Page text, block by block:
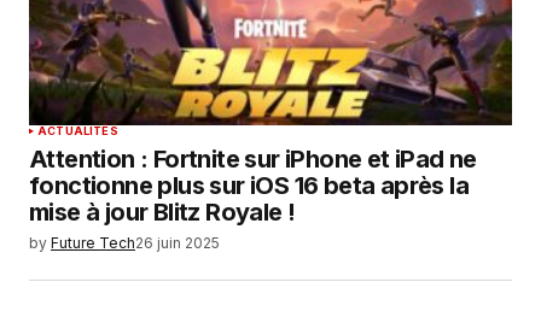
commentaire.
SUBMIT COMMENT
ACTUALITÉS
Attention : Fortnite sur iPhone et iPad ne
fonctionne plus sur iOS 16 beta après la
mise à jour Blitz Royale !
by Future Tech26 juin 2025